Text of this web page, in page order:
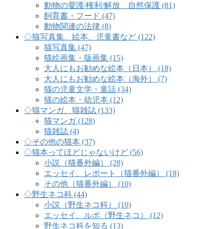
動物の愛護/権利/解放、自然保護 (81)
飼育書・フード (47)
動物関連の法律 (8)
◇猫写真集、絵本、児童書など (122)
猫写真集 (47)
猫絵画集・版画集 (15)
大人にもお勧めな絵本（日本） (18)
大人にもお勧めな絵本（海外） (7)
猫の児童文学・童話 (34)
猫の絵本・幼児本 (12)
◇猫マンガ、猫雑誌 (133)
猫マンガ (128)
猫雑誌 (4)
◇その他の猫本 (37)
◇猫本ってほどじゃないけど (56)
小説（猫番外編） (28)
エッセイ、レポート（猫番外編） (18)
その他（猫番外編） (10)
◇野生ネコ科 (44)
小説（野生ネコ科） (10)
エッセイ、ルポ（野生ネコ） (12)
野生ネコ科を知る (13)